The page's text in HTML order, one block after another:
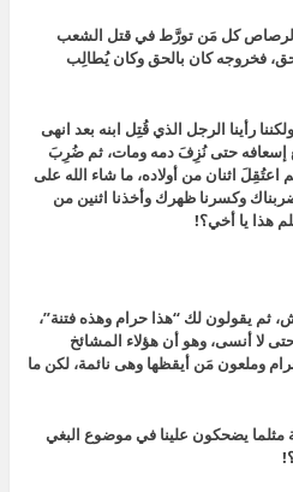
كل مَن تورَّط في قتل الشعب
فخروجه كان بالحق وكان يُطالِب
رأينا الرجل الذي قُتِل ابنه بعد انهى
إسعافه حتى نُزِفَ دمه ومات، ثم ضُرِبَ
اثنان من أولاده، ما شاء الله على
وكسرنا ظهرك وأخذنا اثنين من
هذا يا أخي؟!
يقولون لك “هذا حرام وهذه فتنة”،
لا أنسى، وهو أن هؤلاء المشائخ
وملعون مَن أيقظها وهى نائمة، لكن ما
يضحكون علينا في موضوع البغي